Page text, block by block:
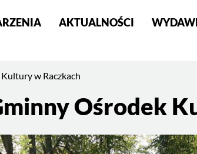
AKTUALNOŚCI
w Raczkach
Ośrodek